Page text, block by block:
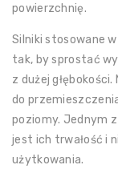
powierzchnię.
Silniki stosowane
tak, by sprostać
z dużej
do
poziomy. Jednym
jest ich trwałość i
użytkowania.